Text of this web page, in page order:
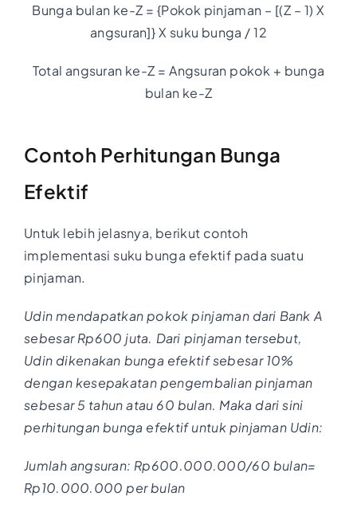
Bunga bulan ke-Z = {Pokok pinjaman – [(Z – 1) X
angsuran]} X suku bunga / 12
Total angsuran ke-Z = Angsuran pokok + bunga
bulan ke-Z
Contoh Perhitungan Bunga
Efektif
Untuk lebih jelasnya, berikut contoh
implementasi suku bunga efektif pada suatu
pinjaman.
Udin mendapatkan pokok pinjaman dari Bank A
sebesar Rp600 juta. Dari pinjaman tersebut,
Udin dikenakan bunga efektif sebesar 10%
dengan kesepakatan pengembalian pinjaman
sebesar 5 tahun atau 60 bulan. Maka dari sini
perhitungan bunga efektif untuk pinjaman Udin:
Jumlah angsuran: Rp600.000.000/60 bulan=
Rp10.000.000 per bulan